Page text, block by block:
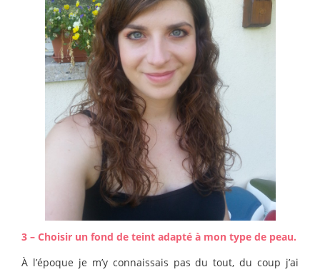
3 – Choisir un fond de teint adapté à mon type de peau.
À l’époque je m’y connaissais pas du tout, du coup j’ai